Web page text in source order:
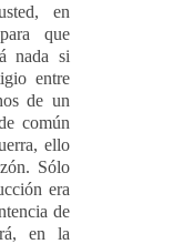
en
que
nada si
entre
de un
común
ello
Sólo
era
de
en la